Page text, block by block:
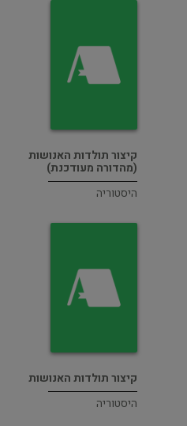
קיצור תולדות האנושות
(מהדורה מעודכנת)
היסטוריה
קיצור תולדות האנושות
היסטוריה